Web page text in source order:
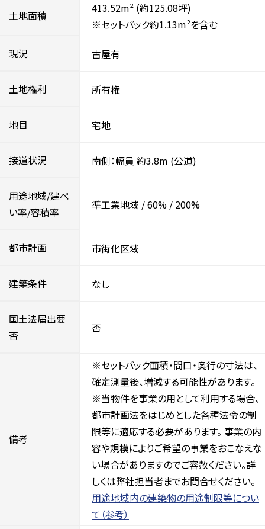
土地面積
413.52m² (約125.08坪)
※セットバック約1.13m²を含む
現況 古屋有
土地権利 所有権
地目 宅地
接道状況 南側：幅員 約3.8m (公道)
用途地域/建ぺ
い率/容積率
準工業地域 /60% / 200%
都市計画 市街化区域
建築条件 なし
国土法届出要
否
否
備考
※セットバック面積・間口・奥行の寸法は、
確定測量後、増減する可能性があります。
※当物件を事業の用として利用する場合、
都市計画法をはじめとした各種法令の制
限等に適応する必要があります。 事業の内
容や規模によりご希望の事業をおこなえな
い場合がありますのでご容赦ください。詳
しくは弊社担当者までお問合せください。
用途地域内の建築物の用途制限等につい
て（参考）